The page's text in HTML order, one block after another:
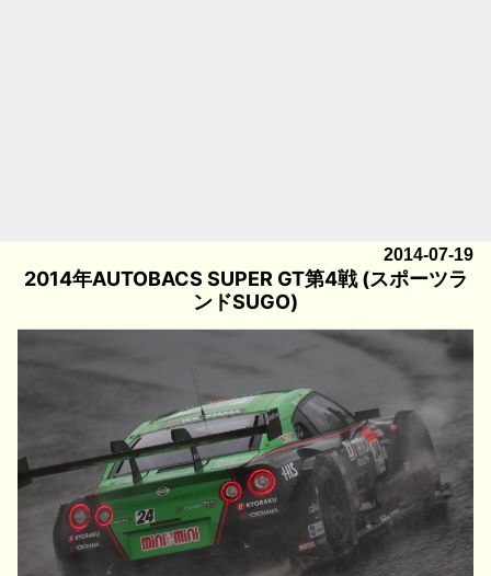
2014-07-19
2014年AUTOBACS SUPER GT第4戦 (スポーツラ
ンドSUGO)